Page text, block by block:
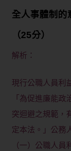
全人事體制的
（25分）
解析：
現行公職人員利
「為促進廉能
突迴避之規範，
定本法。」公務
（一）公職人